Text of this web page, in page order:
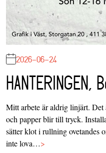
2026-06-24
HANTERINGEN,
Mitt arbete är aldrig linjärt.
och papper blir till tryck.
sätter klot i rullning ovetandes
inte lova…>